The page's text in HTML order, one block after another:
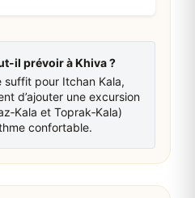
il prévoir à Khiva ?
suffit pour Itchan Kala,
d’ajouter une excursion
et Toprak‑Kala)
confortable.